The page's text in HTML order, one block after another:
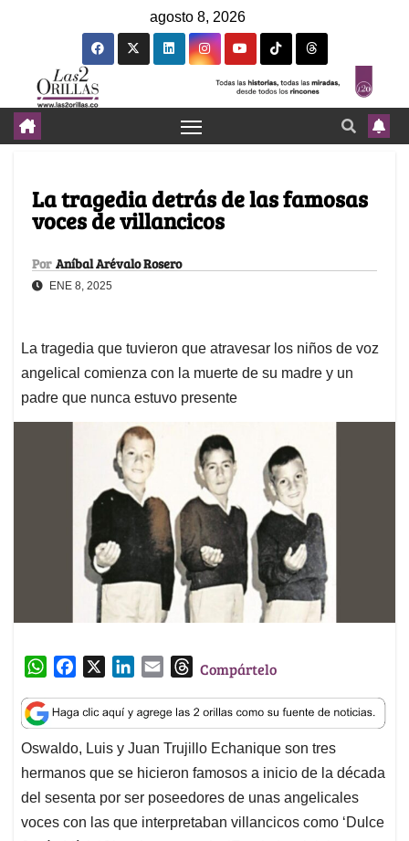
agosto 8, 2026
La tragedia detrás de las famosas
voces de villancicos
Por Aníbal Arévalo Rosero
ENE 8, 2025
La tragedia que tuvieron que atravesar los niños de voz
angelical comienza con la muerte de su madre y un
padre que nunca estuvo presente
W
a
t
s
A
p
p
c
e
b
o
o
k
n
k
e
d
I
n
a
i
l
T
r
e
a
d
s
Compártelo
Oswaldo, Luis y Juan Trujillo Echanique son tres
hermanos que se hicieron famosos a inicio de la década
del sesenta por ser poseedores de unas angelicales
voces con las que interpretaban villancicos como ‘Dulce